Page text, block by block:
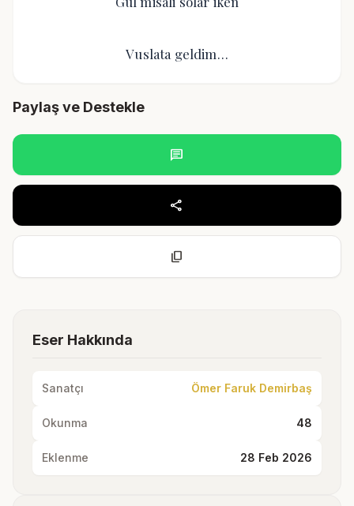
Vuslata geldim…
Paylaş ve Destekle
chat
share
content_copy
Eser Hakkında
Sanatçı Ömer Faruk Demirbaş
Okunma 48
Eklenme 28 Feb 2026